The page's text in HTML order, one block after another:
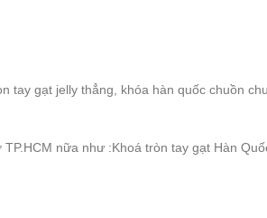
gạt jelly thẳng, khóa hàn quốc chuồn
nữa như :Khoá tròn tay gạt Hàn